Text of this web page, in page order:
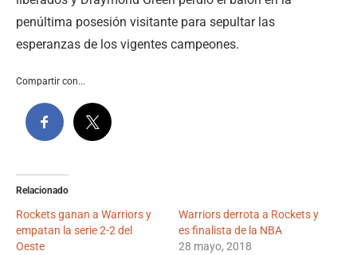
penúltima posesión visitante para sepultar las
esperanzas de los vigentes campeones.
Compartir con...
Relacionado
Rockets ganan a Warriors y
empatan la serie 2-2 del
Oeste
Warriors derrota a Rockets y
es finalista de la NBA
28 mayo, 2018